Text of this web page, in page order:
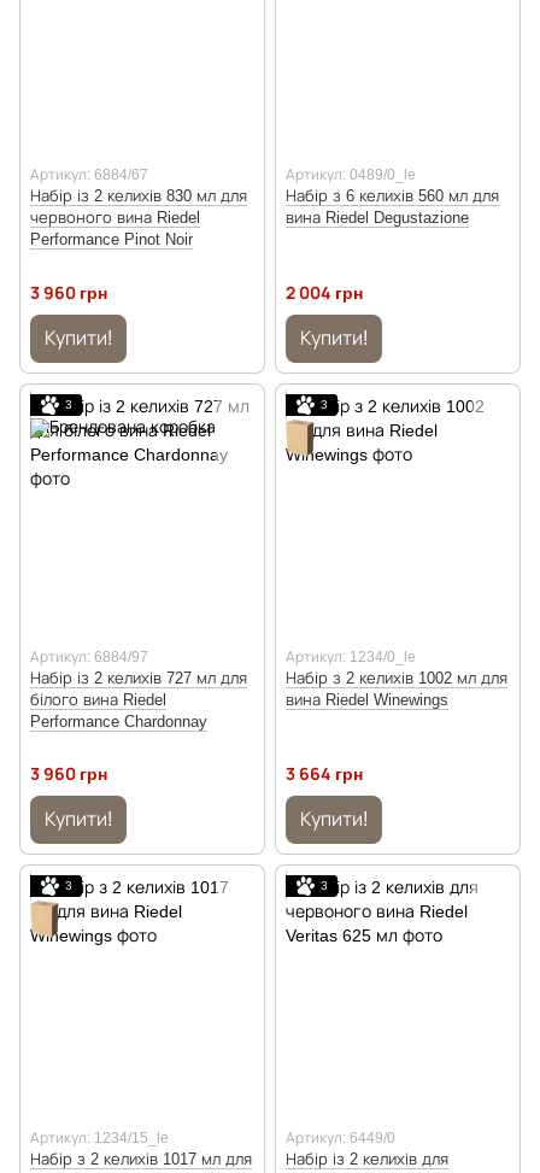
Артикул: 6884/67
Набір із 2 келихів 830 мл для
червоного вина Riedel
Performance Pinot Noir
3 960 грн
Купити!
Артикул: 0489/0_le
Набір з 6 келихів 560 мл для
вина Riedel Degustazione
2 004 грн
Купити!
3
Артикул: 6884/97
Набір із 2 келихів 727 мл для
білого вина Riedel
Performance Chardonnay
3 960 грн
Купити!
3
Артикул: 1234/0_le
Набір з 2 келихів 1002 мл для
вина Riedel Winewings
3 664 грн
Купити!
3
Артикул: 1234/15_le
Набір з 2 келихів 1017 мл для
3
Артикул: 6449/0
Набір із 2 келихів для